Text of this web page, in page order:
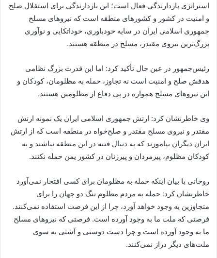
استراتژی بازدارندگی فعال است؛ این بازدارندگی برای استقلال صلح
و امنیت در کشور و کشورهای منطقه است که نیروهای مسلح
جمهوری اسلامی ایران در سایه خودباوری، خوداتکایی و نوآوری
بزرگ‌ترین نیروی مقتدر، مسلح در منطقه هستند.
رئیس‌جمهور در عین حال تأکید کرد: اما این قدرت بزرگ نظامی
هدفش صلح و امنیت است نه تجاوز، حمله به مظلومان، کودکان و
این نیروهای مسلح همواره در پی دفاع از مظلومین هستند.
وی خاطرنشان کرد: ارتش جمهوری اسلامی ایران یک نمونه ارتش
مقتدر و نیروی مسلح مقتدر و صلح‌خواه در منطقه است که از ارتش
ایران دیگران بیاموزند که به دنبال فتنه در این منطقه نباشند و به
کودکان مظلوم،‌ پیرمردان و پیرزنان در کشور یمن حمله نکنند.
روحانی با بیان اینکه حمله به مظلومان برای کسی افتخار نمی‌آورد
خاطرنشان کرد: حمله به مردم مظلوم ننگ دو جهان را برای
متجاوزین به وجود خواهد آورد، چرا از این فرصت استفاده نمی‌کنند.
فرصتی که ملت ما به وجود آورده است. فرصتی که نیروهای مسلح
ما به وجود آورده است و چرا دست دوستی و آشتی به سوی
ملت‌های دیگر دراز نمی‌کنند.